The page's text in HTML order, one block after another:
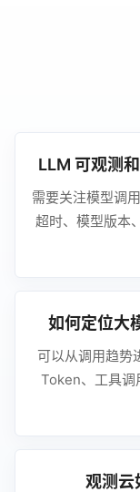
LLM 可观测
需要关注模型调
超时、模型版本
如何定位大
可以从调用趋势
Token、工具调
观测云